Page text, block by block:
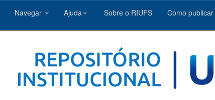
Navegar Ajuda Sobre o RIUFS Como publicar